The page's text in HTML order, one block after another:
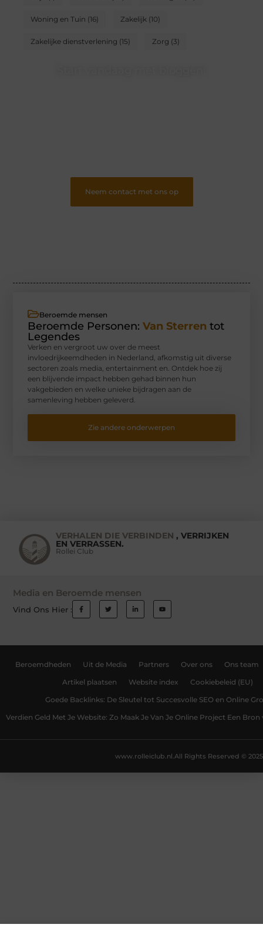
Woning en Tuin (16) Zakelijk(10)
Zakelijke dienstverlening (15) Zorg (3)
Neem contact met ons op
Beroemde mensen
Beroemde Personen:Van Sterren tot
Legendes
Verken en vergroot uw over de meest
invloedrijkeemdheden in Nederland, afkomstig uit diverse
sectoren zoals media, entertainment en. Ontdek hoe zij
een blijvende impact hebben gehad binnen hun
vakgebieden en welke unieke bijdragen aan de
samenleving hebben geleverd.
Zie andere onderwerpen
VERHALEN DIE VERBINDEN , VERRIJKEN
EN VERRASSEN.
Rollei Club
Media en Beroemde mensen
Vind Ons Hier :
Beroemdheden Uit de Media Partners Over ons Ons team
Artikel plaatsen Website index Cookiebeleid (EU)
Goede Backlinks: De Sleutel tot Succesvolle SEO en Online
Verdien Geld Met Je Website: Zo Maak Je Van Je Online Project Een
All Rights Reserved © 2025
www.rolleiclub.nl.